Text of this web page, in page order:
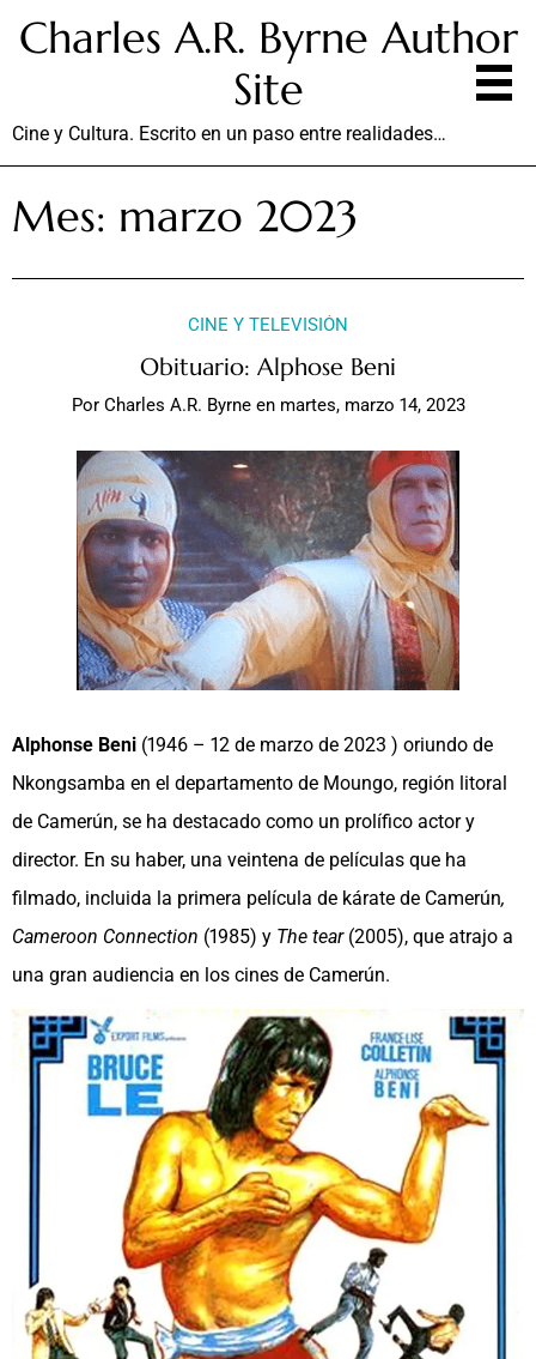
Charles A.R. Byrne Author
Site
Cine y Cultura. Escrito en un paso entre realidades…
Mes: marzo 2023
CINE Y TELEVISIÓN
Obituario: Alphose Beni
Por Charles A.R. Byrne en martes, marzo 14, 2023
Alphonse Beni (1946 – 12 de marzo de 2023 ) oriundo de
Nkongsamba en el departamento de Moungo, región litoral
de Camerún, se ha destacado como un prolífico actor y
director. En su haber, una veintena de películas que ha
filmado, incluida la primera película de kárate de Camerún,
Cameroon Connection (1985) y The tear(2005), que atrajo a
una gran audiencia en los cines de Camerún.